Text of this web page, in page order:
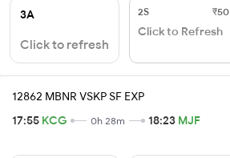
3A
Click to refresh
2S ₹50
Click to Refresh
12862 MBNR VSKP SF EXP
17:55 KCG 0h 28m 18:23 MJF